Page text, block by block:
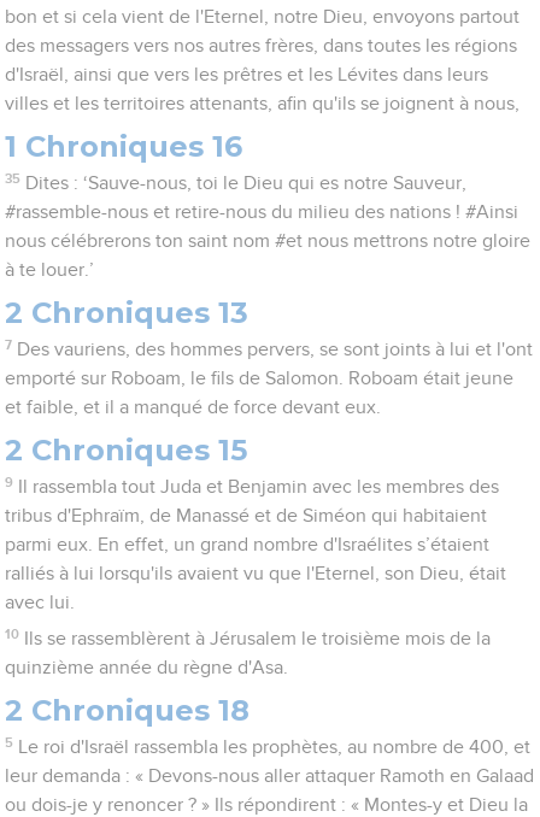
bon et si cela vient de l'Eternel, notre Dieu, envoyons partout
des messagers vers nos autres frères, dans toutes les régions
d'Israël, ainsi que vers les prêtres et les Lévites dans leurs
villes et les territoires attenants, afin qu'ils se joignent à nous,
1 Chroniques 16
35 Dites : ‘Sauve-nous, toi le Dieu qui es notre Sauveur,
#rassemble-nous et retire-nous du milieu des nations ! #Ainsi
nous célébrerons ton saint nom #et nous mettrons notre gloire
à te louer.’
2 Chroniques 13
7 Des vauriens, des hommes pervers, se sont joints à lui et l'ont
emporté sur Roboam, le fils de Salomon. Roboam était jeune
et faible, et il a manqué de force devant eux.
2 Chroniques 15
9
Il rassembla tout Juda et Benjamin avec les membres des
tribus d'Ephraïm, de Manassé et de Siméon qui habitaient
parmi eux. En effet, un grand nombre d'Israélites s’étaient
ralliés à lui lorsqu'ils avaient vu que l'Eternel, son Dieu, était
avec lui.
10
Ils se rassemblèrent à Jérusalem le troisième mois de la
quinzième année du règne d'Asa.
2 Chroniques 18
5
Le roi d'Israël rassembla les prophètes, au nombre de 400, et
leur demanda : « Devons-nous aller attaquer Ramoth en Galaad
ou dois-je y renoncer ? » Ils répondirent : « Montes-y et Dieu la